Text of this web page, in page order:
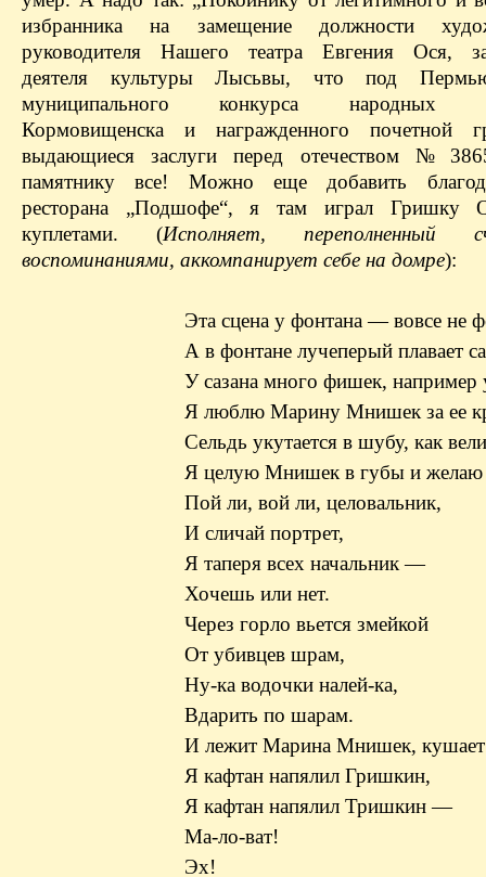
избранника на замещение должности
руководителя Нашего театра Евгения Ося,
деятеля культуры Лысьвы, что под
муниципального конкурса народных
Кормовищенска и награжденного почетной
выдающиеся заслуги перед отечеством №
памятнику все! Можно еще добавить
ресторана „Подшофе“, я там играл Гришку
куплетами. (Исполняет, переполненный
воспоминаниями, аккомпанирует себе на домре):
Эта сцена у фонтана — вовсе не
А в фонтане лучеперый плавает
У сазана много фишек, например
Я люблю Марину Мнишек за ее
Сельдь укутается в шубу, как
Я целую Мнишек в губы и
Пой ли, вой ли, целовальник,
И сличай портрет,
Я таперя всех начальник —
Хочешь или нет.
Через горло вьется змейкой
От убивцев шрам,
Ну-ка водочки налей-ка,
Вдарить по шарам.
И лежит Марина Мнишек, кушает
Я кафтан напялил Гришкин,
Я кафтан напялил Тришкин —
Ма-ло-ват!
Эх!